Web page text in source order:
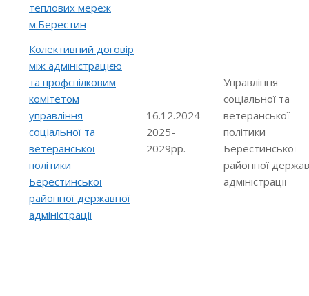
теплових мереж
м.Берестин
Колективний договір
між адміністрацією
та профспілковим
комітетом
управління
соціальної та
ветеранської
політики
Берестинської
районної державної
адміністрації
16.12.2024
2025-
2029рр.
Управління
соціальної та
ветеранської
політики
Берестинської
районної
адміністрації